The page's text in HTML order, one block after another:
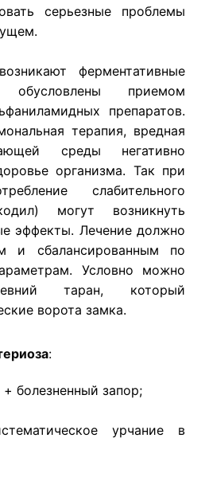
серьезные проблемы
ферментативные
приемом
препаратов.
терапия, вредная
среды негативно
организма. Так при
слабительного
могут возникнуть
эффекты. Лечение должно
и сбалансированным по
Условно можно
таран, который
ворота замка.
:
болезненный запор;
урчание в